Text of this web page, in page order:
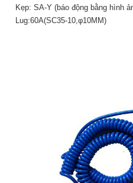
Kẹp: SA-Y (báo động bằng hình
Lug:60A(SC35-10,φ10MM)